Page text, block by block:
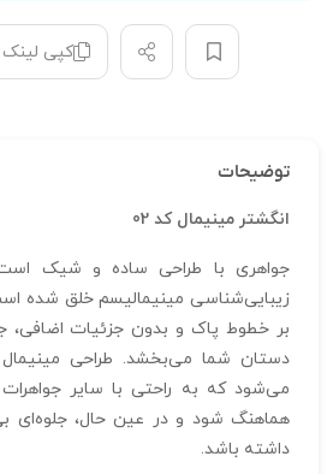
کپی لینک
توضیحات
انگشتر مینیمال کد 02
جواهری با طراحی ساده و شیک
زیبایی‌شناسی مینیمالیسم خلق شده
بر خطوط پاک و بدون جزئیات اضافی،
دستان شما می‌بخشد. طراحی
می‌شود که به راحتی با سایر
هماهنگ شود و در عین حال، جلوه‌ای
داشته باشد.